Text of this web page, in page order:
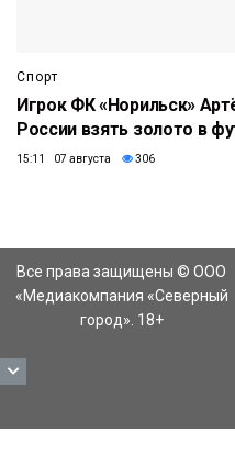
Спорт
Игрок ФК «Норильск»
России взять золото в
15:11 07 августа 306
Все права защищены © ООО
«Медиакомпания «Северный
город». 18+